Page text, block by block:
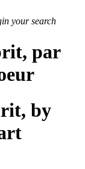
your search
par
by